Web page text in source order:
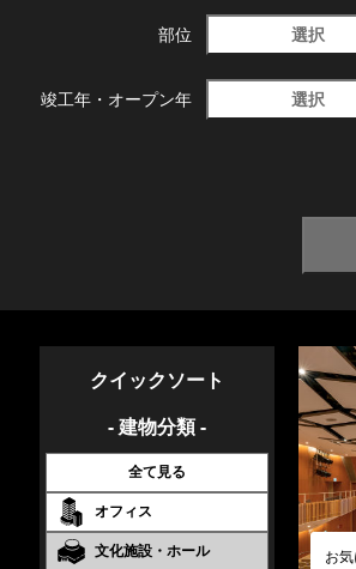
部位 選択
竣工年・ オープン年 選択
クイックソート
- 建物分類 -
全て見る
オフィス
文化施設・ホール
お